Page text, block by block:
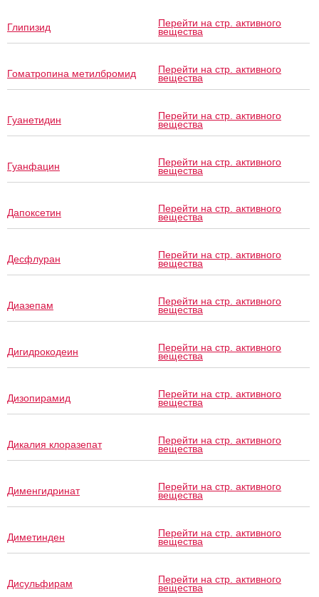
Глипизид Перейти на стр. активного
вещества
Гоматропина метилбромид Перейти на стр. активного
вещества
Гуанетидин Перейти на стр. активного
вещества
Гуанфацин Перейти на стр. активного
вещества
Дапоксетин Перейти на стр. активного
вещества
Десфлуран Перейти на стр. активного
вещества
Диазепам Перейти на стр. активного
вещества
Дигидрокодеин Перейти на стр. активного
вещества
Дизопирамид Перейти на стр. активного
вещества
Дикалия клоразепат Перейти на стр. активного
вещества
Дименгидринат Перейти на стр. активного
вещества
Диметинден Перейти на стр. активного
вещества
Дисульфирам Перейти на стр. активного
вещества